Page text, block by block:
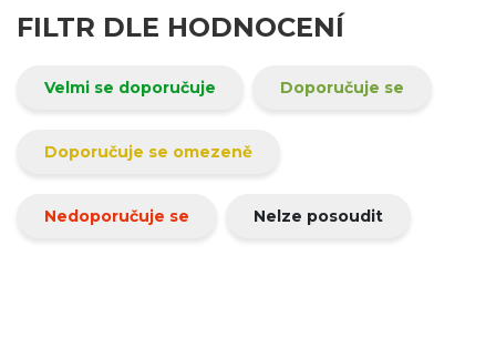
FILTR DLE HODNOCENÍ
Velmi se doporučuje Doporučuje se
Doporučuje se omezeně
Nedoporučuje se Nelze posoudit